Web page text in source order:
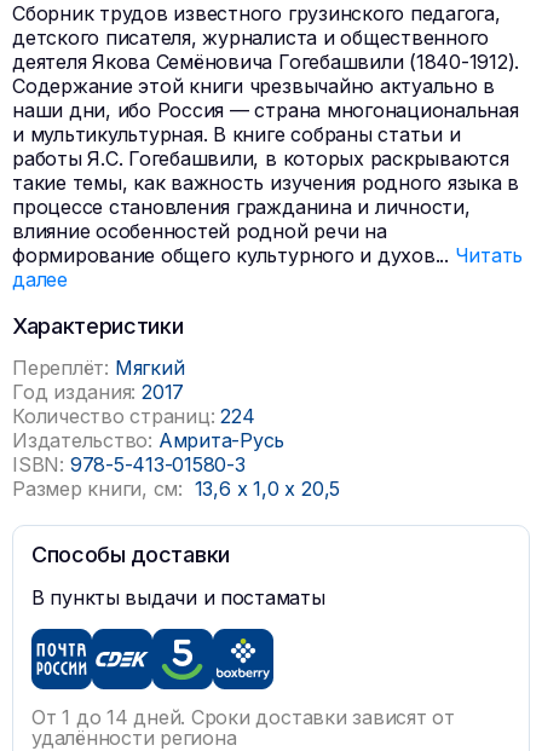
Сборник трудов известного грузинского педагога,
детского писателя, журналиста и общественного
деятеля Якова Семёновича Гогебашвили (1840-1912).
Содержание этой книги чрезвычайно актуально в
наши дни, ибо Россия — страна многонациональная
и мультикультурная. В книге собраны статьи и
работы Я.С. Гогебашвили, в которых раскрываются
такие темы, как важность изучения родного языка в
процессе становления гражданина и личности,
влияние особенностей родной речи на
формирование общего культурного и духов... Читать
далее
Характеристики
Переплёт: Мягкий
Год издания: 2017
Количество страниц: 224
Издательство: Амрита-Русь
ISBN: 978-5-413-01580-3
Размер книги, см: 13,6 x 1,0x 20,5
Способы доставки
В пункты выдачи и постаматы
От 1 до 14 дней. Сроки доставки зависят от
удалённости региона